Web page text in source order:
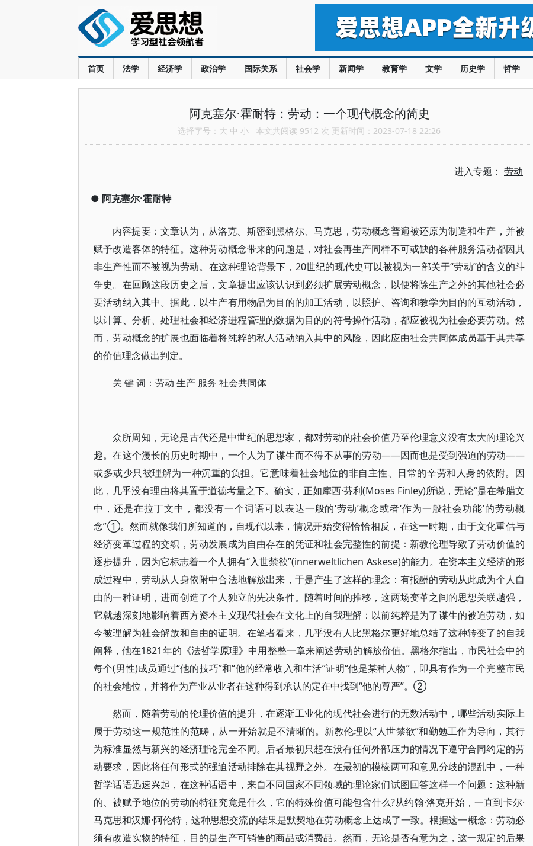
首页 法学 经济学 政治学 国际关系 社会学 新闻学 教育学 文学 历史学 哲学
阿克塞尔·霍耐特：劳动：一个现代概念的简史
选择字号： 大 中 小 本文共阅读 9512 次 更新时间：2023-07-18 22:26
进入专题： 劳动
● 阿克塞尔·霍耐特
内容提要：文章认为，从洛克、斯密到黑格尔、马克思，劳动概念普遍被还原为制造和生产，并被
赋予改造客体的特征。这种劳动概念带来的问题是，对社会再生产同样不可或缺的各种服务活动都因其
非生产性而不被视为劳动。在这种理论背景下，20世纪的现代史可以被视为一部关于“劳动”的含义的斗
争史。在回顾这段历史之后，文章提出应该认识到必须扩展劳动概念，以便将除生产之外的其他社会必
要活动纳入其中。据此，以生产有用物品为目的的加工活动，以照护、咨询和教学为目的的互动活动，
以计算、分析、处理社会和经济进程管理的数据为目的的符号操作活动，都应被视为社会必要劳动。然
而，劳动概念的扩展也面临着将纯粹的私人活动纳入其中的风险，因此应由社会共同体成员基于其共享
的价值理念做出判定。
关 键 词：劳动 生产 服务 社会共同体
众所周知，无论是古代还是中世纪的思想家，都对劳动的社会价值乃至伦理意义没有太大的理论兴
趣。在这个漫长的历史时期中，一个人为了谋生而不得不从事的劳动——因而也是受到强迫的劳动——
或多或少只被理解为一种沉重的负担。它意味着社会地位的非自主性、日常的辛劳和人身的依附。因
此，几乎没有理由将其置于道德考量之下。确实，正如摩西·芬利(Moses Finley)所说，无论“是在希腊文
中，还是在拉丁文中，都没有一个词语可以表达一般的‘劳动’概念或者‘作为一般社会功能’的劳动概
念”①。然而就像我们所知道的，自现代以来，情况开始变得恰恰相反，在这一时期，由于文化重估与
经济变革过程的交织，劳动发展成为自由存在的凭证和社会完整性的前提：新教伦理导致了劳动价值的
逐步提升，因为它标志着一个人拥有“入世禁欲”(innerweltlichen Askese)的能力。在资本主义经济的形
成过程中，劳动从人身依附中合法地解放出来，于是产生了这样的理念：有报酬的劳动从此成为个人自
由的一种证明，进而创造了个人独立的先决条件。随着时间的推移，这两场变革之间的思想关联越强，
它就越深刻地影响着西方资本主义现代社会在文化上的自我理解：以前纯粹是为了谋生的被迫劳动，如
今被理解为社会解放和自由的证明。在笔者看来，几乎没有人比黑格尔更好地总结了这种转变了的自我
阐释，他在1821年的《法哲学原理》中用整整一章来阐述劳动的解放价值。黑格尔指出，市民社会中的
每个(男性)成员通过“他的技巧”和“他的经常收入和生活”证明“他是某种人物”，即具有作为一个完整市民
的社会地位，并将作为产业从业者在这种得到承认的定在中找到“他的尊严”。②
然而，随着劳动的伦理价值的提升，在逐渐工业化的现代社会进行的无数活动中，哪些活动实际上
属于劳动这一规范性的范畴，从一开始就是不清晰的。新教伦理以“人世禁欲”和勤勉工作为导向，其行
为标准显然与新兴的经济理论完全不同。后者最初只想在没有任何外部压力的情况下遵守合同约定的劳
动要求，因此将任何形式的强迫活动排除在其视野之外。在最初的模棱两可和意见分歧的混乱中，一种
哲学话语迅速兴起，在这种话语中，来自不同国家不同领域的理论家们试图回答这样一个问题：这种新
的、被赋予地位的劳动的特征究竟是什么，它的特殊价值可能包含什么?从约翰·洛克开始，一直到卡尔·
马克思和汉娜·阿伦特，这种思想交流的结果是默契地在劳动概念上达成了一致。根据这一概念：劳动必
须有改造实物的特征，目的是生产可销售的商品或消费品。然而，无论是否有意为之，这一规定的后果